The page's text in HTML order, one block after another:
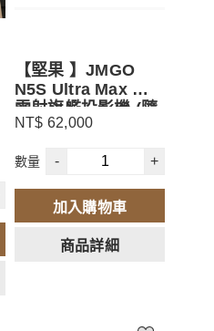
【堅果 】JMGO
N5S Ultra Max 三
雷射旗艦投影機 (隨
貨附變壓器) 平行輸
NT$ 62,000
數量 - +
加入購物車
商品詳細